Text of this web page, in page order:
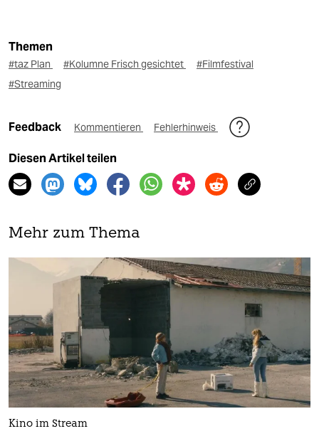
Themen
#taz Plan #Kolumne Frisch gesichtet
#Filmfestival
#Streaming
Feedback Kommentieren Fehlerhinweis
Diesen Artikel teilen
Mehr zum Thema
Kino im Stream